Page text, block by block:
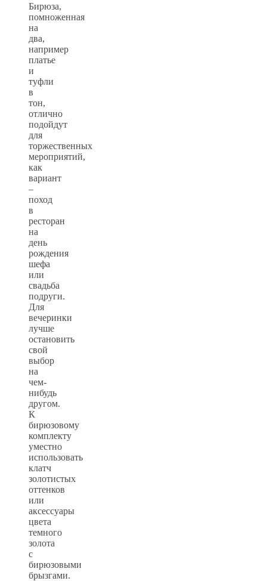
Бирюза,
помноженная
на
два,
например
платье
и
туфли
в
тон,
отлично
подойдут
для
торжественных
мероприятий,
как
вариант
–
поход
в
ресторан
на
день
рождения
шефа
или
свадьба
подруги.
Для
вечеринки
лучше
остановить
свой
выбор
на
чем-
нибудь
другом.
К
бирюзовому
комплекту
уместно
использовать
клатч
золотистых
оттенков
или
аксессуары
цвета
темного
золота
с
бирюзовыми
брызгами.